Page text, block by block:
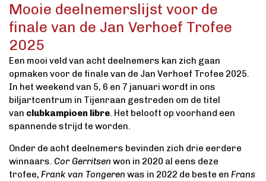
Mooie deelnemerslijst voor de
finale van de Jan Verhoef Trofee
2025
Een mooi veld van acht deelnemers kan zich gaan
opmaken voor de finale van de Jan Verhoef Trofee 2025.
In het weekend van 5, 6 en 7 januari wordt in ons
biljartcentrum in Tijenraan gestreden om de titel
van clubkampioen libre. Het belooft op voorhand een
spannende strijd te worden.
Onder de acht deelnemers bevinden zich drie eerdere
winnaars. Cor Gerritsen won in 2020 al eens deze
trofee, Frank van Tongeren was in 2022 de beste en Frans